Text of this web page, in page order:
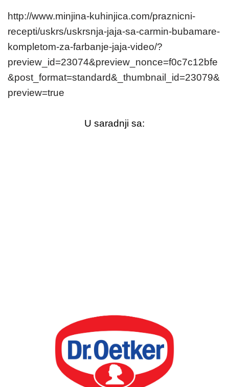
http://www.minjina-kuhinjica.com/praznicni-
recepti/uskrs/uskrsnja-jaja-sa-carmin-bubamare-
kompletom-za-farbanje-jaja-video/?
preview_id=23074&preview_nonce=f0c7c12bfe
&post_format=standard&_thumbnail_id=23079&
preview=true
U saradnji sa: